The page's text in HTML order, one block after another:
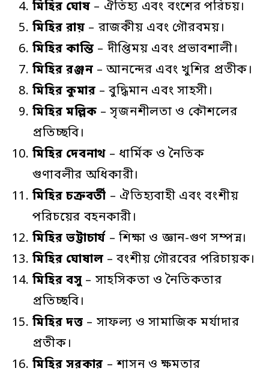
মিহির ঘোষ – ঐতিহ্য এবং বংশের পরিচয়।
মিহির রায় – রাজকীয় এবং গৌরবময়।
মিহির কান্তি – দীপ্তিময় এবং প্রভাবশালী।
মিহির রঞ্জন – আনন্দের এবং খুশির প্রতীক।
মিহির কুমার – বুদ্ধিমান এবং সাহসী।
মিহির মল্লিক – সৃজনশীলতা ও কৌশলের
প্রতিচ্ছবি।
মিহির দেবনাথ – ধার্মিক ও নৈতিক
গুণাবলীর অধিকারী।
মিহির চক্রবর্তী – ঐতিহ্যবাহী এবং বংশীয়
পরিচয়ের বহনকারী।
মিহির ভট্টাচার্য – শিক্ষা ও জ্ঞান-গুণ সম্পন্ন।
মিহির ঘোষাল – বংশীয় গৌরবের পরিচায়ক।
মিহির বসু– সাহসিকতা ও নৈতিকতার
প্রতিচ্ছবি।
মিহির দত্ত – সাফল্য ও সামাজিক মর্যাদার
প্রতীক।
মিহির সরকার – শাসন ও ক্ষমতার